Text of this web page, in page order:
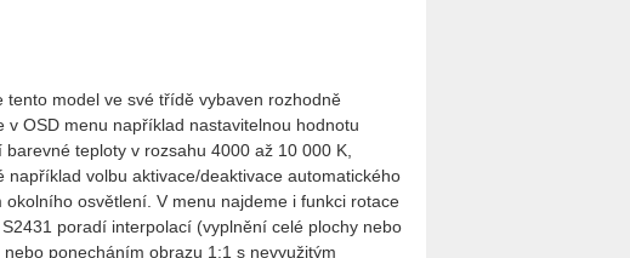
model ve své třídě vybaven rozhodně
OSD menu například nastavitelnou hodnotu
teploty v rozsahu 4000 až 10 000 K,
volbu aktivace/deaktivace automatického
osvětlení. V menu najdeme i funkci rotace
poradí interpolací (vyplnění celé plochy nebo
ponecháním obrazu 1:1 s nevyužitým